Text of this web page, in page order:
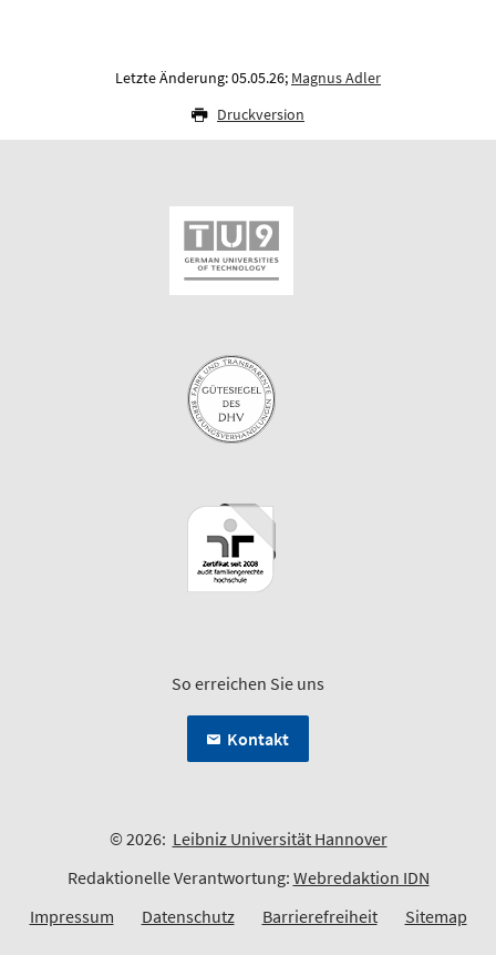
Letzte Änderung: 05.05.26; Magnus Adler
Druckversion
So erreichen Sie uns
Kontakt
© 2026: Leibniz Universität Hannover
Redaktionelle Verantwortung: Webredaktion IDN
Impressum
Datenschutz Barrierefreiheit Sitemap